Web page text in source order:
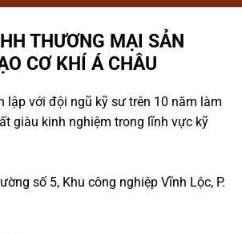
THƯƠNG MẠI SẢN
CƠ KHÍ Á CHÂU
lập với đội ngũ kỹ sư trên 10 năm làm
giàu kinh nghiệm trong lĩnh vực kỹ
số 5, Khu công nghiệp Vĩnh Lộc, P.